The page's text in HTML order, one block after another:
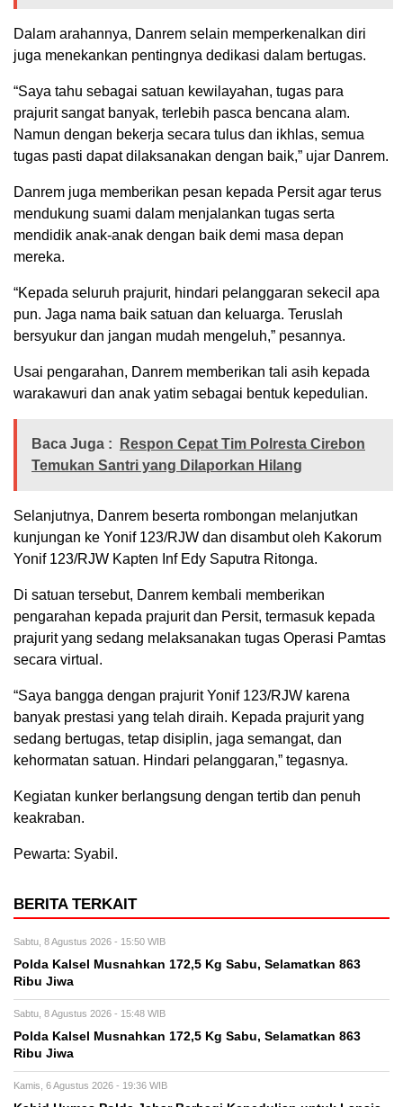
Dalam arahannya, Danrem selain memperkenalkan diri
juga menekankan pentingnya dedikasi dalam bertugas.
“Saya tahu sebagai satuan kewilayahan, tugas para
prajurit sangat banyak, terlebih pasca bencana alam.
Namun dengan bekerja secara tulus dan ikhlas, semua
tugas pasti dapat dilaksanakan dengan baik,” ujar Danrem.
Danrem juga memberikan pesan kepada Persit agar terus
mendukung suami dalam menjalankan tugas serta
mendidik anak-anak dengan baik demi masa depan
mereka.
“Kepada seluruh prajurit, hindari pelanggaran sekecil apa
pun. Jaga nama baik satuan dan keluarga. Teruslah
bersyukur dan jangan mudah mengeluh,” pesannya.
Usai pengarahan, Danrem memberikan tali asih kepada
warakawuri dan anak yatim sebagai bentuk kepedulian.
Baca Juga :
Respon Cepat Tim Polresta Cirebon
Temukan Santri yang Dilaporkan Hilang
Selanjutnya, Danrem beserta rombongan melanjutkan
kunjungan ke Yonif 123/RJW dan disambut oleh Kakorum
Yonif 123/RJW Kapten Inf Edy Saputra Ritonga.
Di satuan tersebut, Danrem kembali memberikan
pengarahan kepada prajurit dan Persit, termasuk kepada
prajurit yang sedang melaksanakan tugas Operasi Pamtas
secara virtual.
“Saya bangga dengan prajurit Yonif 123/RJW karena
banyak prestasi yang telah diraih. Kepada prajurit yang
sedang bertugas, tetap disiplin, jaga semangat, dan
kehormatan satuan. Hindari pelanggaran,” tegasnya.
Kegiatan kunker berlangsung dengan tertib dan penuh
keakraban.
Pewarta: Syabil.
BERITA TERKAIT
Sabtu, 8 Agustus 2026 - 15:50 WIB
Polda Kalsel Musnahkan 172,5 Kg Sabu, Selamatkan 863
Ribu Jiwa
Sabtu, 8 Agustus 2026 - 15:48 WIB
Polda Kalsel Musnahkan 172,5 Kg Sabu, Selamatkan 863
Ribu Jiwa
Kamis, 6 Agustus 2026 - 19:36 WIB